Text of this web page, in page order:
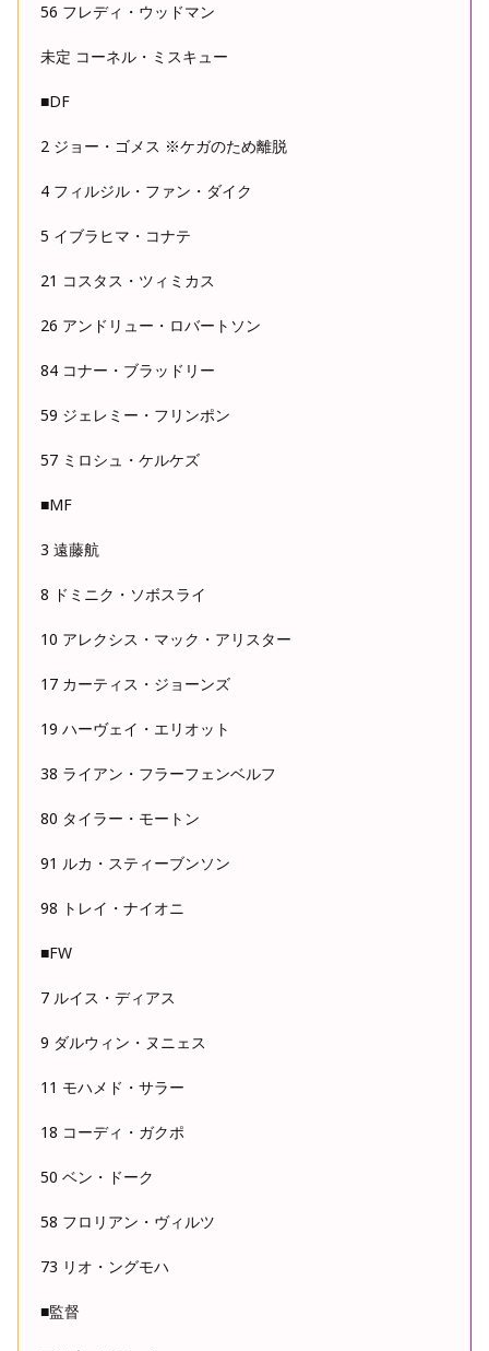
56 フレディ・ウッドマン
未定 コーネル・ミスキュー
■DF
2 ジョー・ゴメス ※ケガのため離脱
4 フィルジル・ファン・ダイク
5 イブラヒマ・コナテ
21 コスタス・ツィミカス
26 アンドリュー・ロバートソン
84 コナー・ブラッドリー
59 ジェレミー・フリンポン
57 ミロシュ・ケルケズ
■MF
3 遠藤航
8 ドミニク・ソボスライ
10 アレクシス・マック・アリスター
17 カーティス・ジョーンズ
19 ハーヴェイ・エリオット
38 ライアン・フラーフェンベルフ
80 タイラー・モートン
91 ルカ・スティーブンソン
98 トレイ・ナイオニ
■FW
7 ルイス・ディアス
9 ダルウィン・ヌニェス
11 モハメド・サラー
18 コーディ・ガクポ
50 ベン・ドーク
58 フロリアン・ヴィルツ
73 リオ・ングモハ
■監督